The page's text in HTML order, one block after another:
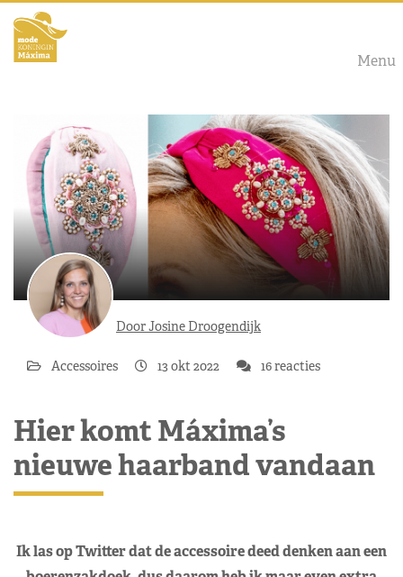
Menu
Door Josine Droogendijk
Accessoires 13 okt 2022 16 reacties
Hier komt Máxima’s
nieuwe haarband vandaan
Ik las op Twitter dat de accessoire deed denken aan een